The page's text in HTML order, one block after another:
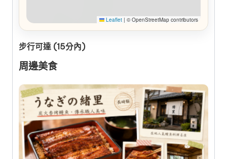
Leaflet | © OpenStreetMap contributors
步行可達 (15分內)
周邊美食